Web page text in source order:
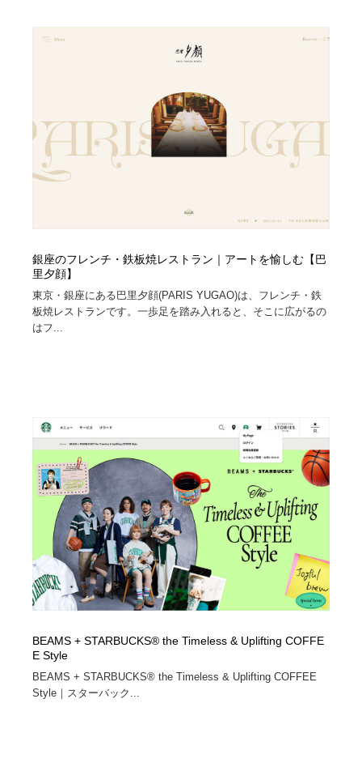
銀座のフレンチ・鉄板焼レストラン｜アートを愉しむ【巴
里夕顔】
東京・銀座にある巴里夕顔(PARIS YUGAO)は、フレンチ・鉄
板焼レストランです。一歩足を踏み入れると、そこに広がるの
はフ...
BEAMS + STARBUCKS® the Timeless & Uplifting COFFE
E Style
BEAMS + STARBUCKS® the Timeless & Uplifting COFFEE
Style｜スターバック...